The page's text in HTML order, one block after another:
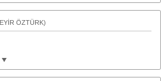
ÖZTÜRK)